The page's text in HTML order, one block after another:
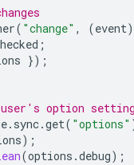
( "change" , (event)
;
});
option
. sync.get( "options"
);
(options .debug);